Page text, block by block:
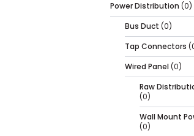
Power Distribution (0)
Bus Duct (0)
Tap Connectors
Wired Panel (0)
Raw
(0)
Wall Mount
(0)